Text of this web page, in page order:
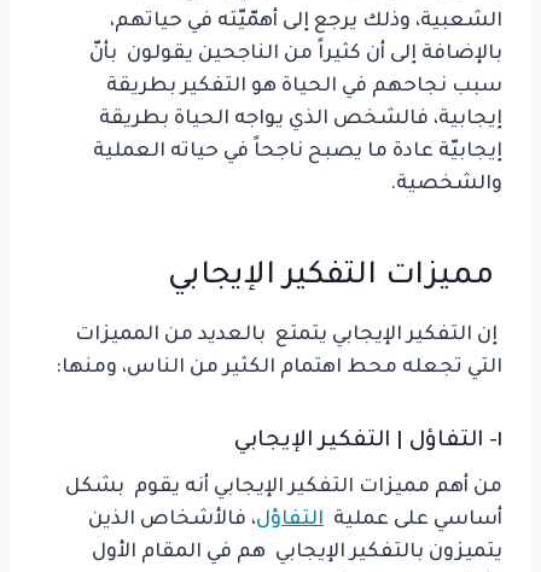
الشعبية، وذلك يرجع إلى أهمّيّته في حياتهم،
بالإضافة إلى أن كثيراً من الناجحين يقولون بأنّ
سبب نجاحهم في الحياة هو التفكير بطريقة
إيجابية، فالشخص الذي يواجه الحياة بطريقة
إيجابيّة عادة ما يصبح ناجحاً في حياته العملية
والشخصية.
مميزات التفكير الإيجابي
إن التفكير الإيجابي يتمتع بالعديد من المميزات
التي تجعله محط اهتمام الكثير من الناس، ومنها:
١- التفاؤل | التفكير الإيجابي
من أهم مميزات التفكير الإيجابي أنه يقوم بشكل
أساسي على عملية التفاؤل، فالأشخاص الذين
يتميزون بالتفكير الإيجابي هم في المقام الأول